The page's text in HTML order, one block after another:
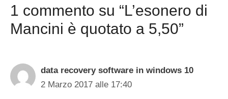
1 commento su “L’esonero di
Mancini è quotato a 5,50”
data recovery software in windows 10
2 Marzo 2017 alle 17:40